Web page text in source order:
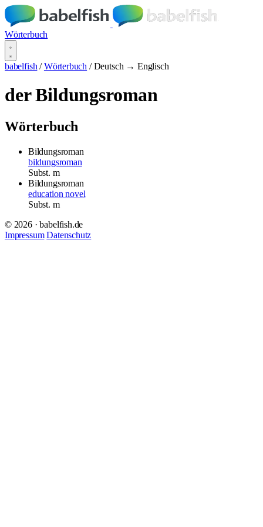
Wörterbuch
babelfish / Wörterbuch / Deutsch → Englisch
der Bildungsroman
Wörterbuch
Bildungsroman
bildungsroman
Subst. m
Bildungsroman
education novel
Subst. m
© 2026 · babelfish.de
Impressum Datenschutz